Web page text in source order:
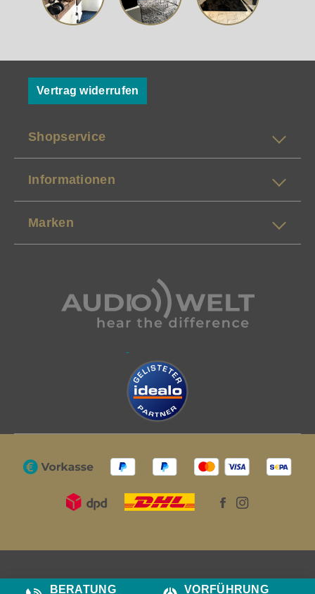
Vertrag widerrufen
Shopservice
Informationen
Marken
BERATUNG VORFÜHRUNG